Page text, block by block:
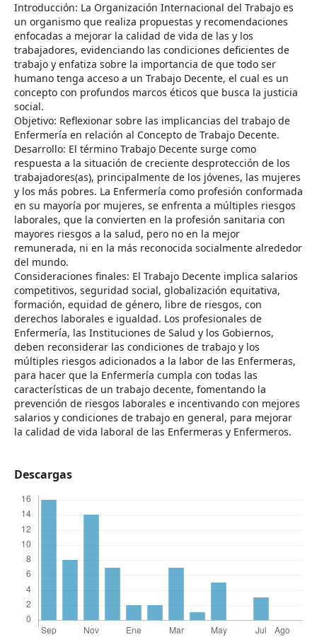
Introducción: La Organización Internacional del Trabajo es
un organismo que realiza propuestas y recomendaciones
enfocadas a mejorar la calidad de vida de las y los
trabajadores, evidenciando las condiciones deficientes de
trabajo y enfatiza sobre la importancia de que todo ser
humano tenga acceso a un Trabajo Decente, el cual es un
concepto con profundos marcos éticos que busca la justicia
social.
Objetivo: Reflexionar sobre las implicancias del trabajo de
Enfermería en relación al Concepto de Trabajo Decente.
Desarrollo: El término Trabajo Decente surge como
respuesta a la situación de creciente desprotección de los
trabajadores(as), principalmente de los jóvenes, las mujeres
y los más pobres. La Enfermería como profesión conformada
en su mayoría por mujeres, se enfrenta a múltiples riesgos
laborales, que la convierten en la profesión sanitaria con
mayores riesgos a la salud, pero no en la mejor
remunerada, ni en la más reconocida socialmente alrededor
del mundo.
Consideraciones finales: El Trabajo Decente implica salarios
competitivos, seguridad social, globalización equitativa,
formación, equidad de género, libre de riesgos, con
derechos laborales e igualdad. Los profesionales de
Enfermería, las Instituciones de Salud y los Gobiernos,
deben reconsiderar las condiciones de trabajo y los
múltiples riesgos adicionados a la labor de las Enfermeras,
para hacer que la Enfermería cumpla con todas las
características de un trabajo decente, fomentando la
prevención de riesgos laborales e incentivando con mejores
salarios y condiciones de trabajo en general, para mejorar
la calidad de vida laboral de las Enfermeras y Enfermeros.
Descargas